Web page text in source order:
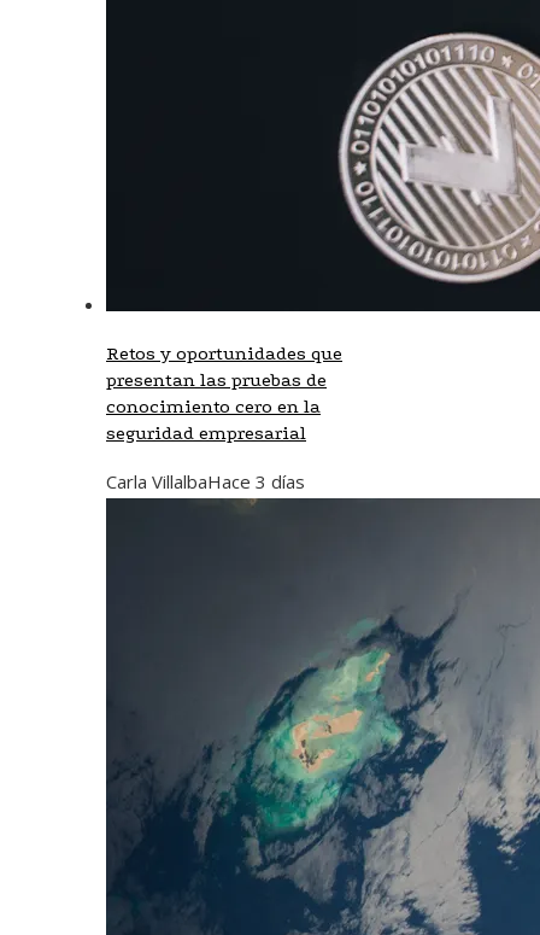
Retos y oportunidades que
presentan las pruebas de
conocimiento cero en la
seguridad empresarial
Carla VillalbaHace 3 días